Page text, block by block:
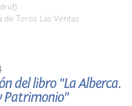
de Toros Las Ventas
del libro "La Alberca.
Patrimonio"